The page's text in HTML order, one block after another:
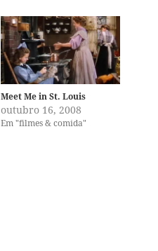
Meet Me in St. Louis
outubro 16, 2008
Em "filmes & comida"